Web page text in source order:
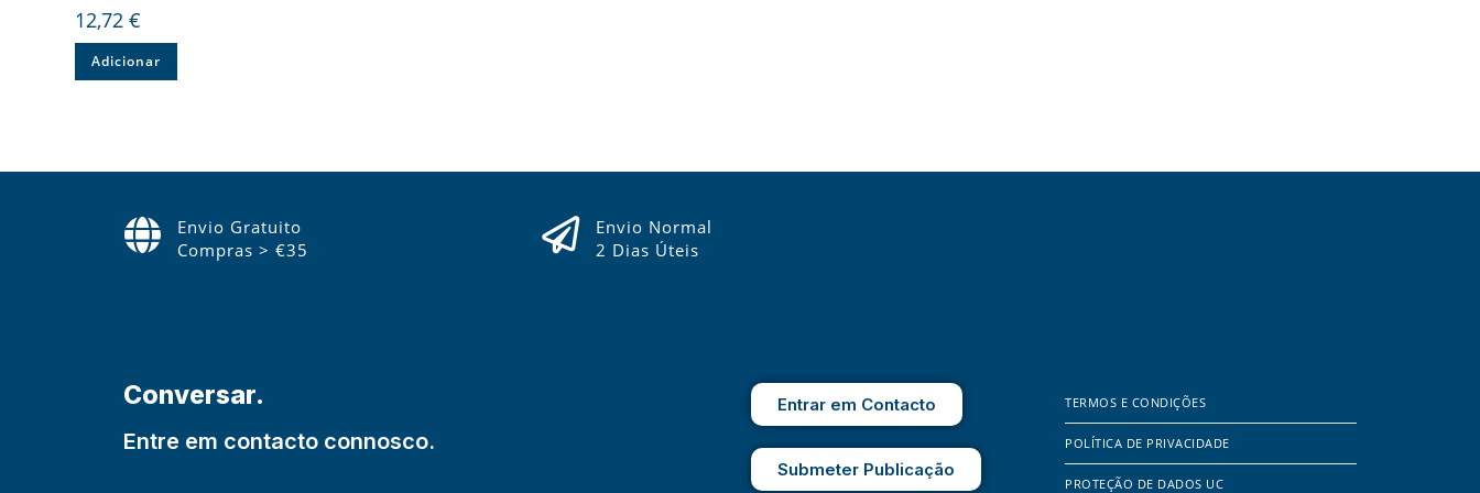
12,72€
Adicionar
Envio Gratuito
Compras > €35
Envio Normal
2 Dias Úteis
Conversar.
Entre em contacto connosco.
Entrar em Contacto
Submeter Publicação
TERMOS E CONDIÇÕES
POLÍTICA DE PRIVACIDADE
PROTEÇÃO DE DADOS UC